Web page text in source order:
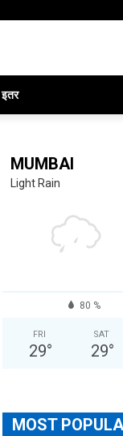
इतर
MUMBAI
Light Rain
80 %
FRI
29°
SAT
29°
MOST